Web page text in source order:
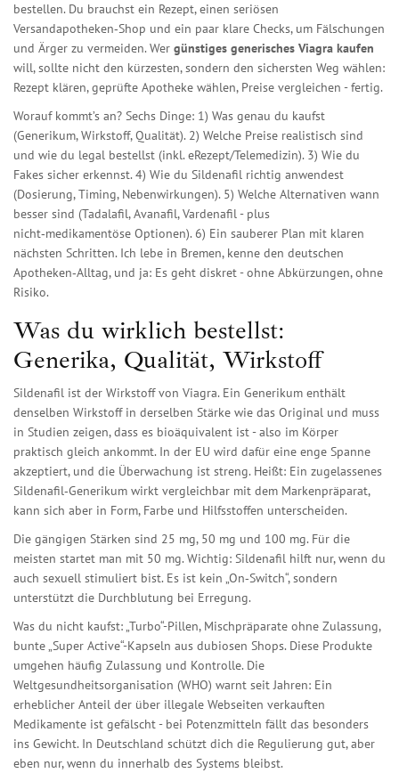
bestellen. Du brauchst ein Rezept, einen seriösen
Versandapotheken‑Shop und ein paar klare Checks, um Fälschungen
und Ärger zu vermeiden. Wer günstiges generisches Viagra kaufen
will, sollte nicht den kürzesten, sondern den sichersten Weg wählen:
Rezept klären, geprüfte Apotheke wählen, Preise vergleichen - fertig.
Worauf kommt’s an? Sechs Dinge: 1) Was genau du kaufst
(Generikum, Wirkstoff, Qualität). 2) Welche Preise realistisch sind
und wie du legal bestellst (inkl. eRezept/Telemedizin). 3) Wie du
Fakes sicher erkennst. 4) Wie du Sildenafil richtig anwendest
(Dosierung, Timing, Nebenwirkungen). 5) Welche Alternativen wann
besser sind (Tadalafil, Avanafil, Vardenafil - plus
nicht‑medikamentöse Optionen). 6) Ein sauberer Plan mit klaren
nächsten Schritten. Ich lebe in Bremen, kenne den deutschen
Apotheken‑Alltag, und ja: Es geht diskret - ohne Abkürzungen, ohne
Risiko.
Was du wirklich bestellst:
Generika, Qualität, Wirkstoff
Sildenafil ist der Wirkstoff von Viagra. Ein Generikum enthält
denselben Wirkstoff in derselben Stärke wie das Original und muss
in Studien zeigen, dass es bioäquivalent ist - also im Körper
praktisch gleich ankommt. In der EU wird dafür eine enge Spanne
akzeptiert, und die Überwachung ist streng. Heißt: Ein zugelassenes
Sildenafil‑Generikum wirkt vergleichbar mit dem Markenpräparat,
kann sich aber in Form, Farbe und Hilfsstoffen unterscheiden.
Die gängigen Stärken sind 25 mg, 50 mg und 100 mg. Für die
meisten startet man mit 50 mg. Wichtig: Sildenafil hilft nur, wenn du
auch sexuell stimuliert bist. Es ist kein „On‑Switch“, sondern
unterstützt die Durchblutung bei Erregung.
Was du nicht kaufst: „Turbo“-Pillen, Mischpräparate ohne Zulassung,
bunte „Super Active“-Kapseln aus dubiosen Shops. Diese Produkte
umgehen häufig Zulassung und Kontrolle. Die
Weltgesundheitsorganisation (WHO) warnt seit Jahren: Ein
erheblicher Anteil der über illegale Webseiten verkauften
Medikamente ist gefälscht - bei Potenzmitteln fällt das besonders
ins Gewicht. In Deutschland schützt dich die Regulierung gut, aber
eben nur, wenn du innerhalb des Systems bleibst.